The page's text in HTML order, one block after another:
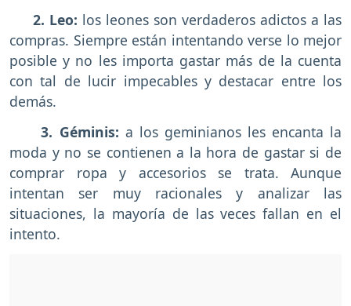
2. Leo: los leones son verdaderos adictos a las
compras. Siempre están intentando verse lo mejor
posible y no les importa gastar más de la cuenta
con tal de lucir impecables y destacar entre los
demás.
3. Géminis: a los geminianos les encanta la
moda y no se contienen a la hora de gastar si de
comprar ropa y accesorios se trata. Aunque
intentan ser muy racionales y analizar las
situaciones, la mayoría de las veces fallan en el
intento.